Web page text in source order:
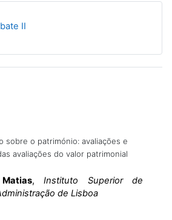
II
sobre o património: avaliações e
avaliações do valor patrimonial
,Instituto Superior de
de Lisboa